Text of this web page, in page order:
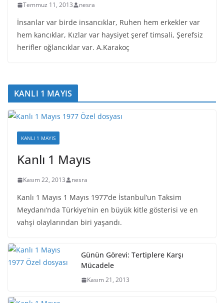
Temmuz 11, 2013 nesra
İnsanlar var birde insancıklar, Ruhen hem erkekler var
hem kancıklar, Kızlar var haysiyet şeref timsali, Şerefsiz
herifler oğlancıklar var. A.Karakoç
KANLI 1 MAYIS
KANLI 1 MAYIS
Kanlı 1 Mayıs
Kasım 22, 2013 nesra
Kanlı 1 Mayıs 1 Mayıs 1977’de İstanbul’un Taksim
Meydanı’nda Türkiye’nin en büyük kitle gösterisi ve en
vahşi olaylarından biri yaşandı.
Günün Görevi: Tertiplere Karşı
Mücadele
Kasım 21, 2013